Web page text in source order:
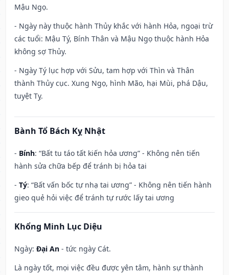
Mậu Ngọ.
- Ngày này thuộc hành Thủy khắc với hành Hỏa, ngoại trừ
các tuổi: Mậu Tý, Bính Thân và Mậu Ngọ thuộc hành Hỏa
không sợ Thủy.
- Ngày Tý lục hợp với Sửu, tam hợp với Thìn và Thân
thành Thủy cục. Xung Ngọ, hình Mão, hại Mùi, phá Dậu,
tuyệt Tỵ.
Bành Tổ Bách Kỵ Nhật
- Bính: “Bất tu táo tất kiến hỏa ương” - Không nên tiến
hành sửa chữa bếp để tránh bị hỏa tai
- Tý: “Bất vấn bốc tự nhạ tai ương” - Không nên tiến hành
gieo quẻ hỏi việc để tránh tự rước lấy tai ương
Khổng Minh Lục Diệu
Ngày: Đại An - tức ngày Cát.
Là ngày tốt, mọi việc đều được yên tâm, hành sự thành